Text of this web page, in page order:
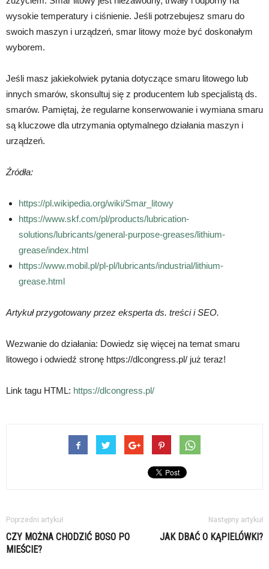
wysokie temperatury i ciśnienie. Jeśli potrzebujesz smaru do
swoich maszyn i urządzeń, smar litowy może być doskonałym
wyborem.
Jeśli masz jakiekolwiek pytania dotyczące smaru litowego lub
innych smarów, skonsultuj się z producentem lub specjalistą ds.
smarów. Pamiętaj, że regularne konserwowanie i wymiana smaru
są kluczowe dla utrzymania optymalnego działania maszyn i
urządzeń.
Źródła:
https://pl.wikipedia.org/wiki/Smar_litowy
https://www.skf.com/pl/products/lubrication-
solutions/lubricants/general-purpose-greases/lithium-
grease/index.html
https://www.mobil.pl/pl-pl/lubricants/industrial/lithium-
grease.html
Artykuł przygotowany przez eksperta ds. treści i SEO.
Wezwanie do działania: Dowiedz się więcej na temat smaru
litowego i odwiedź stronę https://dlcongress.pl/ już teraz!
Link tagu HTML: https://dlcongress.pl/
Poprzedni artykuł
CZY MOŻNA CHODZIĆ BOSO PO
MIEŚCIE?
Następny artykuł
JAK DBAĆ O KĄPIELÓWKI?